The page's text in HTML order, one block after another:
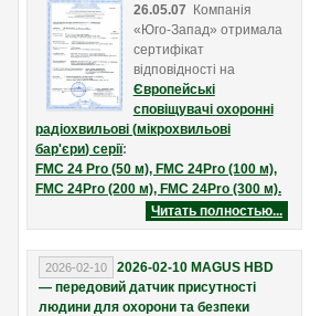
26.05.07 Компанія
«Юго-Запад» отримала
сертифікат
відповідності на
Європейські
сповіщувачі охоронні
радіохвильові (мікрохвильові
бар'єри) серії:
FMC 24 Pro (50 м), FMC 24Pro (100 м),
FMC 24Pro (200 м), FMC 24Pro (300 м).
Читать полностью...
2026-02-10
2026-02-10 MAGUS HBD
— передовий датчик присутності
людини для охорони та безпеки